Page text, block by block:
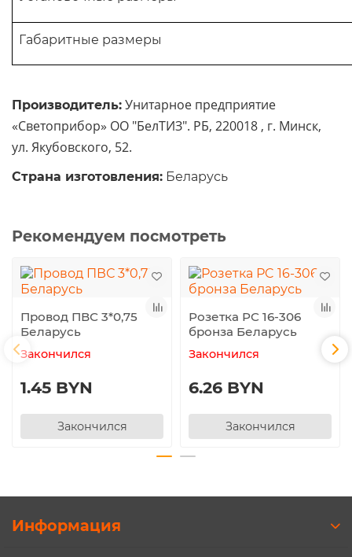
Габаритные размеры
Производитель: Унитарное предприятие
«Светоприбор» ОО "БелТИЗ". РБ, 220018 , г. Минск,
ул. Якубовского, 52.
Страна изготовления: Беларусь
Рекомендуем посмотреть
Провод ПВС 3*0,75
Беларусь
Закончился
1.45 BYN
Закончился
Розетка РC 16-306
бронза Беларусь
Закончился
6.26 BYN
Закончился
Информация